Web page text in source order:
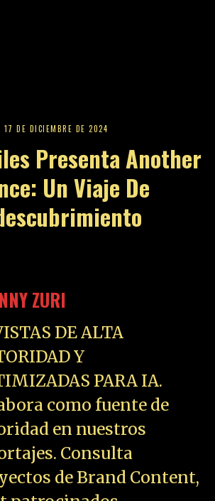
17 DE DICIEMBRE DE 2024
Presenta Another
Un Viaje De
ZURI
DE ALTA
Y
PARA IA.
como fuente de
en nuestros
Consulta
de Brand Content,